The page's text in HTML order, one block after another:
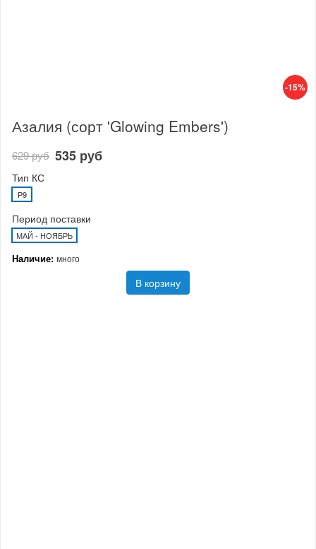
-15%
Азалия (сорт 'Glowing Embers')
629 руб 535 руб
Тип КС
P9
Период поставки
МАЙ - НОЯБРЬ
Наличие: много
В корзину